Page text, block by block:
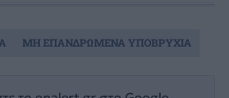
ΜΗ ΕΠΑΝΔΡΩΜΕΝΑ ΥΠΟΒΡΥΧΙΑ